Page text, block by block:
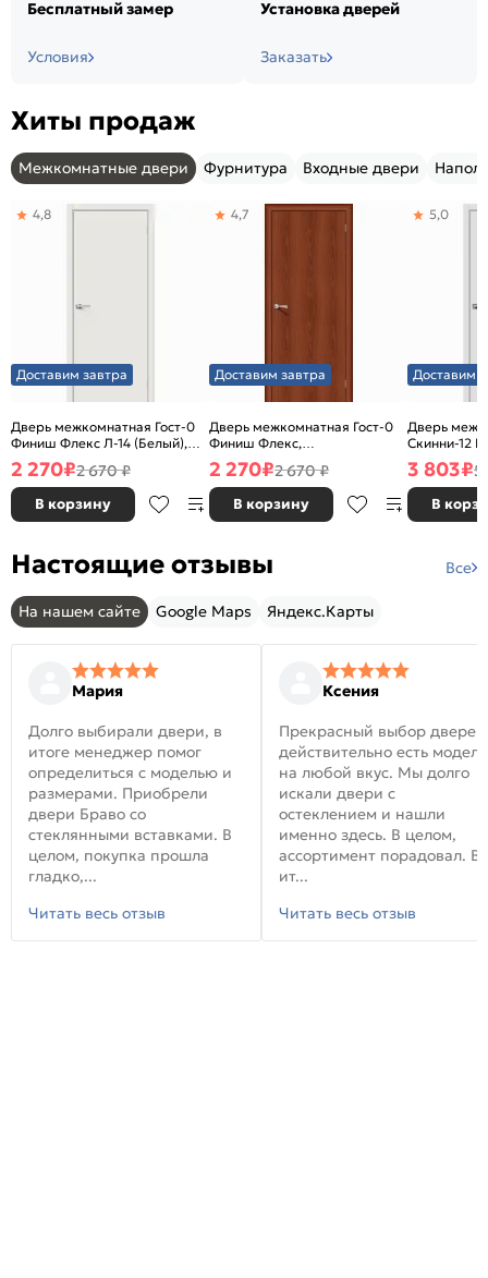
Бесплатный замер
Условия
Установка дверей
Заказать
Хиты продаж
Межкомнатные двери Фурнитура Входные двери
Доставим завтра
Дверь межкомнатная Гост-0
Финиш Флекс Л-14 (Белый),
глухая, каркасно-щитовая
4,8
2 270₽2 670 ₽
В корзину
Доставим завтра
Дверь межкомнатная Гост-0
Финиш Флекс,
Ламинированные Л-11
(ИталОрех), глухая, каркасно-
щитовая
4,7
2 270₽2 670 ₽
В корзину
Доставим
Дверь
Скинни-12
глухая,
5,0
3 803₽5
В
Настоящие отзывы Все
На нашем сайте Google Maps Яндекс.Карты
Мария
Долго выбирали двери, в
итоге менеджер помог
определиться с моделью и
размерами. Приобрели
двери Браво со
стеклянными вставками. В
целом, покупка прошла
гладко,...
Читать весь отзыв
Ксения
Прекрасный выбор
действительно есть модели
на любой вкус. Мы долго
искали двери с
остеклением и нашли
именно здесь. В целом,
ассортимент порадовал. В
ит...
Читать весь отзыв